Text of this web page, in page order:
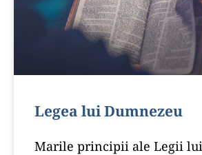
Legea lui Dumnezeu
Marile principii ale Legii lui